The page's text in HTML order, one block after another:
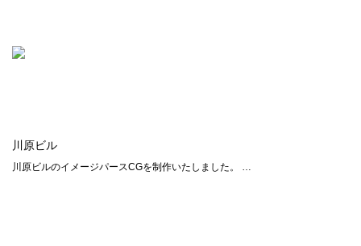
川原ビル
川原ビルのイメージパースCGを制作いたしました。 …